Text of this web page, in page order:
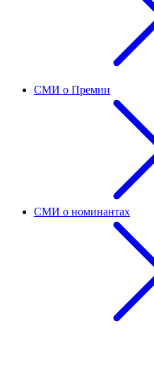
СМИ о Премии
СМИ о номинантах